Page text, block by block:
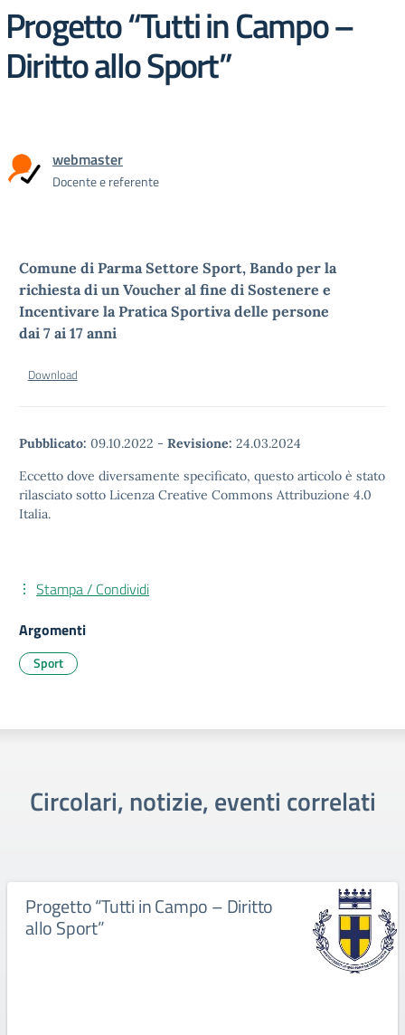
Progetto “Tutti in Campo –
Diritto allo Sport”
webmaster
Docente e referente
Comune di Parma Settore Sport, Bando per la
richiesta di un Voucher al fine di Sostenere e
Incentivare la Pratica Sportiva delle persone
dai 7 ai 17 anni
Download
Pubblicato: 09.10.2022 - Revisione: 24.03.2024
Eccetto dove diversamente specificato, questo articolo è stato
rilasciato sotto Licenza Creative Commons Attribuzione 4.0
Italia.
Stampa / Condividi
Argomenti
Sport
Circolari, notizie, eventi correlati
Progetto “Tutti in Campo – Diritto
allo Sport”